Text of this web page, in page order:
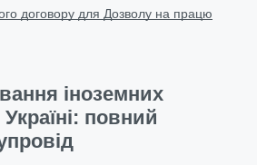
договору для Дозволу на працю
іноземних
повний